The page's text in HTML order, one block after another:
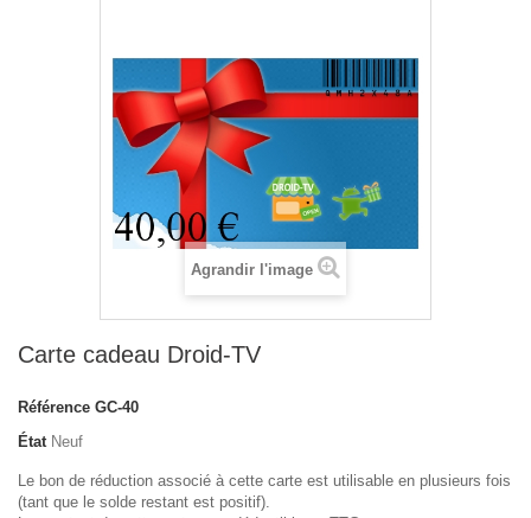
Agrandir l'image
Carte cadeau Droid-TV
Référence GC-40
État Neuf
Le bon de réduction associé à cette carte est utilisable en plusieurs fois
(tant que le solde restant est positif).